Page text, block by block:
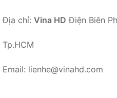
Địa chỉ: Vina HD Điện Biên
Tp.HCM
Email: lienhe@vinahd.com